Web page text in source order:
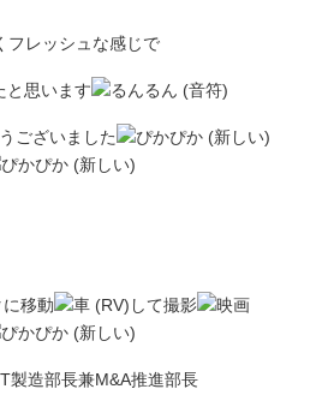
フレッシュな感じで
と思います
ございました
移動 して撮影
製造部長兼M&A推進部長